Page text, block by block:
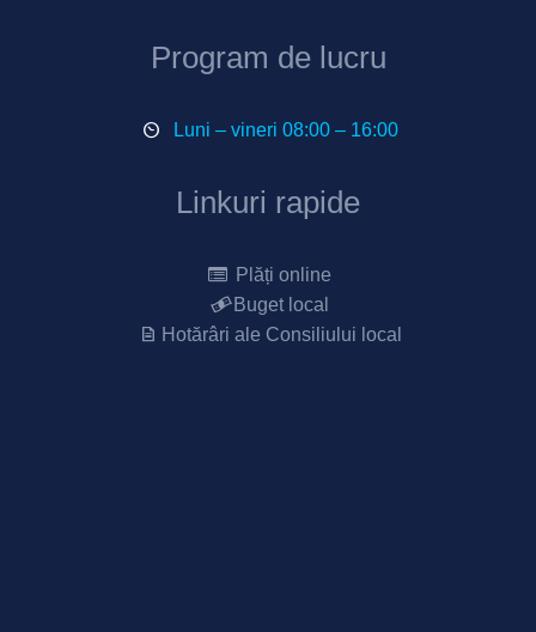
Program de lucru
Luni – vineri 08:00 – 16:00
Linkuri rapide
Plăți online
Buget local
Hotărâri ale Consiliului local